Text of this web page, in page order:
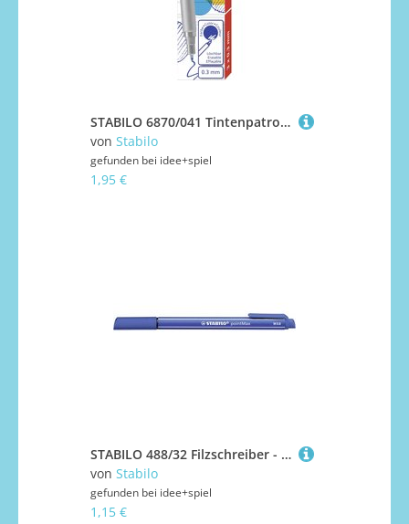
STABILO 6870/041 Tintenpatronen zum Nachfüllen - STABILO EASYoriginal Refill - fine - 3er Pack - blau (löschbar)
von Stabilo
gefunden bei idee+spiel
1,95 €
STABILO 488/32 Filzschreiber - STABILO pointMax - Einzelstift - ultramarinblau
von Stabilo
gefunden bei idee+spiel
1,15 €